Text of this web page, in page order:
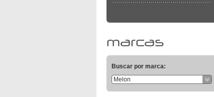
marcas
Buscar por marca:
Melon